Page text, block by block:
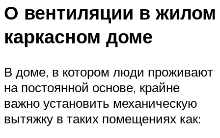
О вентиляции в жилом
каркасном доме
В доме, в котором люди проживают
на постоянной основе, крайне
важно установить механическую
вытяжку в таких помещениях как: